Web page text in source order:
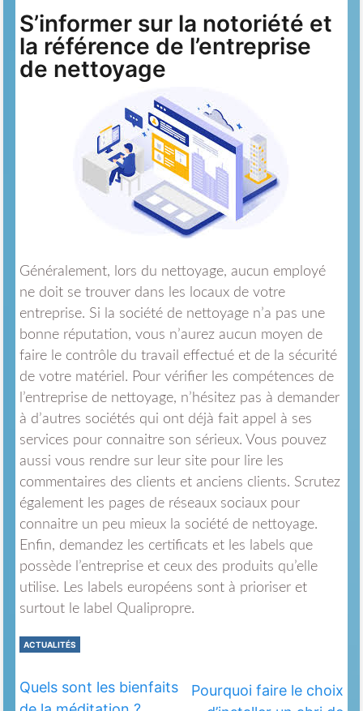
S’informer sur la notoriété et
la référence de l’entreprise
de nettoyage
Généralement, lors du nettoyage, aucun employé
ne doit se trouver dans les locaux de votre
entreprise. Si la société de nettoyage n’a pas une
bonne réputation, vous n’aurez aucun moyen de
faire le contrôle du travail effectué et de la sécurité
de votre matériel. Pour vérifier les compétences de
l’entreprise de nettoyage, n’hésitez pas à demander
à d’autres sociétés qui ont déjà fait appel à ses
services pour connaitre son sérieux. Vous pouvez
aussi vous rendre sur leur site pour lire les
commentaires des clients et anciens clients. Scrutez
également les pages de réseaux sociaux pour
connaitre un peu mieux la société de nettoyage.
Enfin, demandez les certificats et les labels que
possède l’entreprise et ceux des produits qu’elle
utilise. Les labels européens sont à prioriser et
surtout le label Qualipropre.
ACTUALITÉS
Quels sont les bienfaits
Pourquoi faire le choix